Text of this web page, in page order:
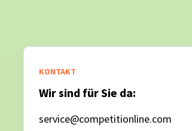
KONTAKT
Wir sind für Sie da:
service@competitionline.com